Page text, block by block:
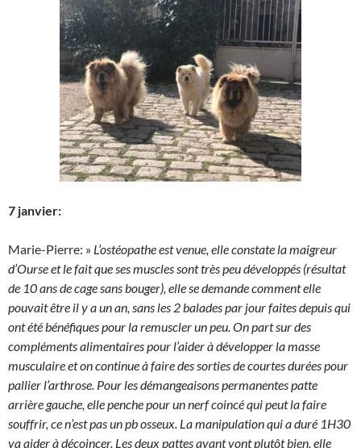
7 janvier:
Marie-Pierre: » L’ostéopathe est venue, elle constate la maigreur
d’Ourse et le fait que ses muscles sont très peu développés (résultat
de 10 ans de cage sans bouger), elle se demande comment elle
pouvait être il y a un an, sans les 2 balades par jour faites depuis qui
ont été bénéfiques pour la remuscler un peu. On part sur des
compléments alimentaires pour l’aider à développer la masse
musculaire et on continue à faire des sorties de courtes durées pour
pallier l’arthrose. Pour les démangeaisons permanentes patte
arrière gauche, elle penche pour un nerf coincé qui peut la faire
souffrir, ce n’est pas un pb osseux. La manipulation qui a duré 1H30
va aider à décoincer. Les deux pattes avant vont plutôt bien, elle